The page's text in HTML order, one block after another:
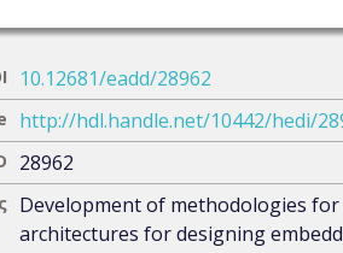
10.12681/eadd/28962
http://hdl.handle.net/10442/hedi/
28962
Development of methodologies
architectures for designing